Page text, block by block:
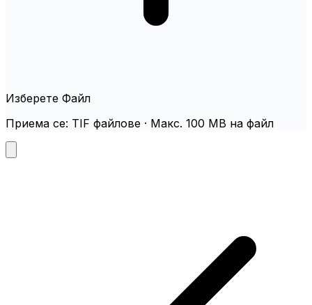
Изберете Файл
Приема се: TIF файлове · Макс. 100 MB на файл